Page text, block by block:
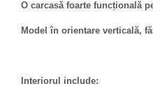
O carcasă foarte funcțională
Model în orientare verticală,
Interiorul include: